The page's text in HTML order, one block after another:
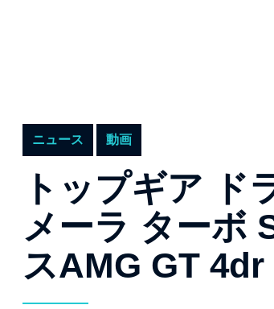
ニュース 動画
トップギア ド
メーラ ターボ
スAMG GT 4dr